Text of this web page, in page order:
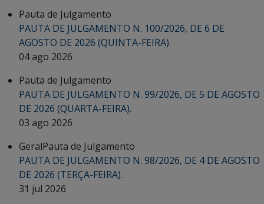
Pauta de Julgamento
PAUTA DE JULGAMENTO N. 100/2026, DE 6 DE
AGOSTO DE 2026 (QUINTA-FEIRA).
04 ago 2026
Pauta de Julgamento
PAUTA DE JULGAMENTO N. 99/2026, DE 5 DE AGOSTO
DE 2026 (QUARTA-FEIRA).
03 ago 2026
GeralPauta de Julgamento
PAUTA DE JULGAMENTO N. 98/2026, DE 4 DE AGOSTO
DE 2026 (TERÇA-FEIRA).
31 jul 2026